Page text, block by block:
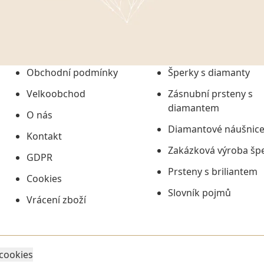
č. 101/2000 Sb. v
uchováním veškerých
údajů či jako jeho
informací, nejdéle
Obchodní podmínky
Velkoobchod
O nás
Kontakt
GDPR
Cookies
Vrácení zboží
Šperky s diamanty
Zásnubní prsteny s
diamantem
Diamantové náušnice
Zakázková výroba
Prsteny s briliantem
Slovník pojmů